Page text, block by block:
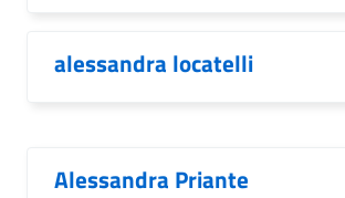
alessandra locatelli
Alessandra Priante